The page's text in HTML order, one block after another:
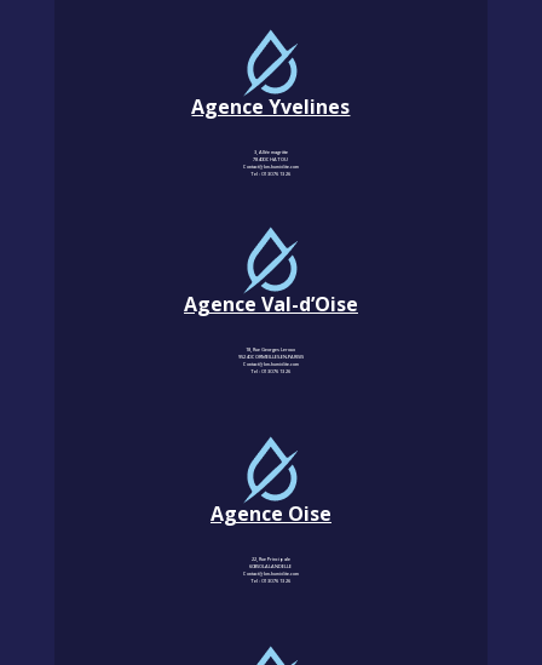
Agence Yvelines
3, Allée magritte
78400 CHATOU
Contact@km-humidite.com
Tel :01 30 76 13 26
Agence Val-d’Oise
18, Rue Georges Leroux
95240 CORMEILLES-EN-PARISIS
Contact@km-humidite.com
Tel :01 30 76 13 26
Agence Oise
22, Rue Principale
60850 LALANDELLE
Contact@km-humidite.com
Tel :01 30 76 13 26